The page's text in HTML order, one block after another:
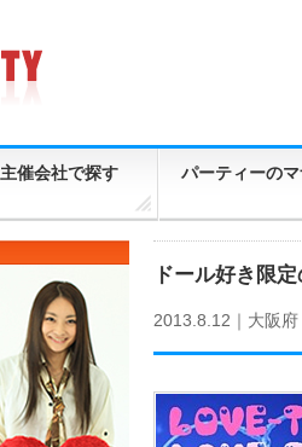
主催会社で探す パーティーの
ドール好き限
2013.8.12｜ 大阪府